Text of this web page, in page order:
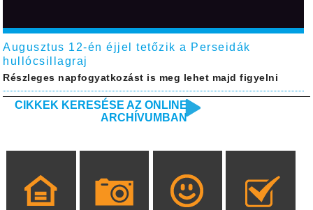
Augusztus 12-én éjjel tetőzik a Perseidák
hullócsillagraj
Részleges napfogyatkozást is meg lehet majd figyelni
CIKKEK KERESÉSE AZ ONLINE
ARCHÍVUMBAN